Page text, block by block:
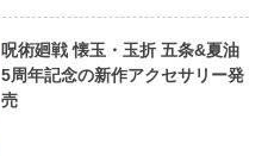
呪術廻戦 懐玉・玉折 五条&夏油
5周年記念の新作アクセサリー発
売